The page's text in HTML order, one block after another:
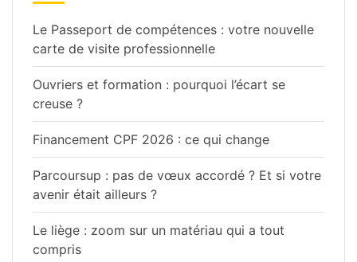
Le Passeport de compétences : votre nouvelle
carte de visite professionnelle
Ouvriers et formation : pourquoi l’écart se
creuse ?
Financement CPF 2026 : ce qui change
Parcoursup : pas de vœux accordé ? Et si votre
avenir était ailleurs ?
Le liège : zoom sur un matériau qui a tout
compris